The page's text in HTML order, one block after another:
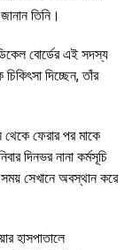
তিনি।
বোর্ডের এই সদস্য
দিচ্ছেন, তাঁর
ফেরার পর মাকে
দিনভর নানা কর্মসূচি
সেখানে অবস্থান করে
হাসপাতালে